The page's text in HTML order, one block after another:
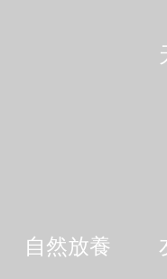
自然放養